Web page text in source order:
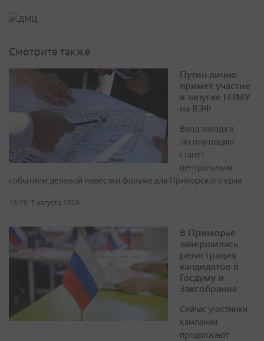
Смотрите также
Путин лично
примет участие
в запуске НЗМУ
на ВЭФ
Ввод завода в
эксплуатацию
станет
центральным
событием деловой повестки форума для Приморского края
16:19, 7 августа 2026
В Приморье
завершилась
регистрация
кандидатов в
Госдуму и
Заксобрание
Сейчас участники
кампании
продолжают